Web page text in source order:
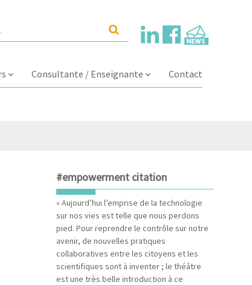
Consultante / Enseignante Contact
#empowerment citation
« Aujourd’hui l’emprise de la technologie
sur nos vies est telle que nous perdons
pied. Pour reprendre le contrôle sur notre
avenir, de nouvelles pratiques
collaboratives entre les citoyens et les
scientifiques sont à inventer ; le théâtre
est une très belle introduction à ce